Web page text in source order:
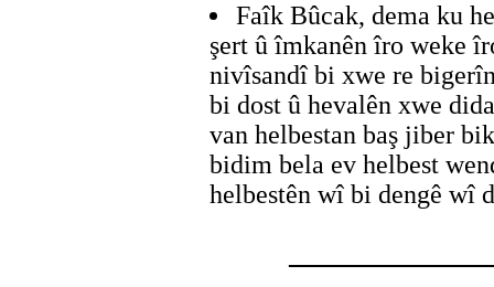
Faîk Bûcak, dema ku
şert û îmkanên îro weke
nivîsandî bi xwe re
bi dost û hevalên xwe
van helbestan baş jiber
bidim bela ev helbest
helbestên wî bi dengê wî